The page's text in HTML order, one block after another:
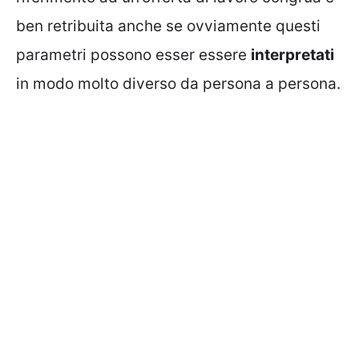
ben retribuita anche se ovviamente questi
parametri possono esser essere interpretati
in modo molto diverso da persona a persona.